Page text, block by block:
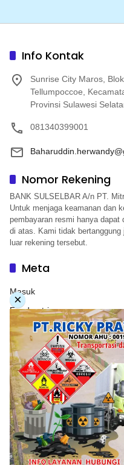
Info Kontak
Sunrise City Maros,
Tellumpoccoe,
Provinsi Sulawesi
081340399001
Nomor Rekening
BANK SULSELBAR A/n PT.
Untuk menjaga keamanan dan
pembayaran resmi hanya
di atas. Kami tidak
luar rekening tersebut.
Meta
Masuk
Feed entri
Feed komentar
WordPress.org
Copyright © 2026. PT.
rights reserve
×